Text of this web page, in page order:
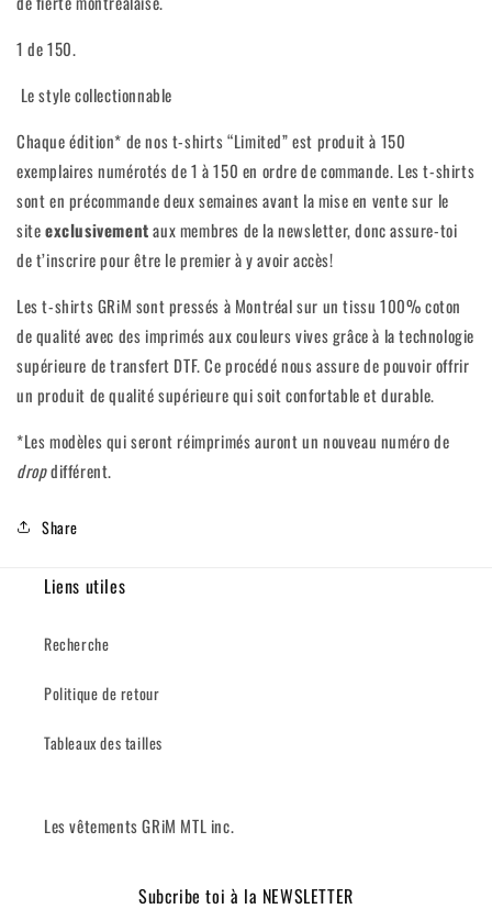
1 de 150.
Le style collectionnable
Chaque édition* de nos t-shirts “Limited” est produit à 150
exemplaires numérotés de 1 à 150 en ordre de commande. Les t-shirts
sont en précommande deux semaines avant la mise en vente sur le
siteexclusivementaux membres de la newsletter, donc assure-toi
de t’inscrire pour être le premier à y avoir accès!
Les t-shirts GRiM sont pressés à Montréal sur un tissu 100% coton
de qualité avec des imprimés aux couleurs vives grâce à la technologie
supérieure de transfert DTF. Ce procédé nous assure de pouvoir offrir
un produit de qualité supérieure qui soit confortable et durable.
*Les modèles qui seront réimprimés auront un nouveau numéro de
dropdifférent.
Share
Liens utiles
Recherche
Politique de retour
Tableaux des tailles
Les vêtements GRiM MTL inc.
Subcribe toi à la NEWSLETTER